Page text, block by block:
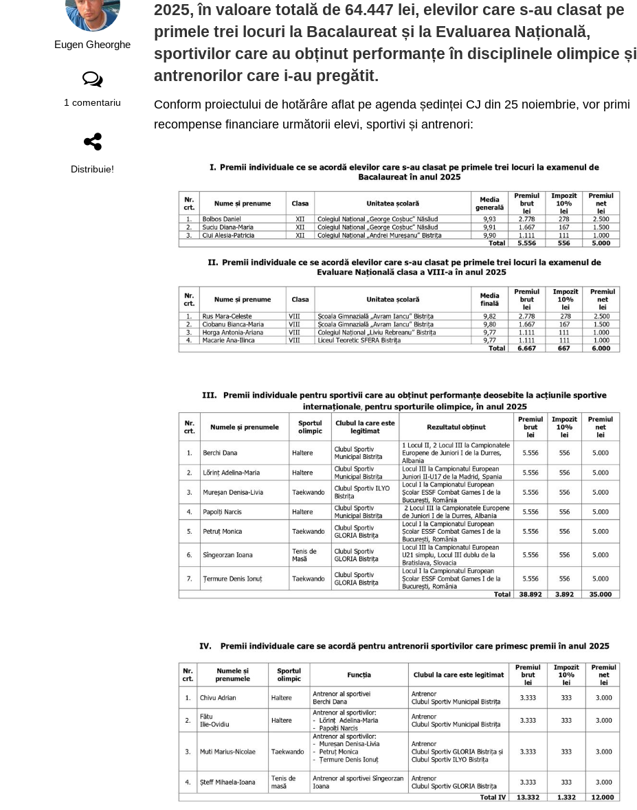
Eugen Gheorghe
1 comentariu
Distribuie!
2025, în valoare totală de 64.447 lei, elevilor care s-au clasat pe
primele trei locuri la Bacalaureat și la Evaluarea Națională,
sportivilor care au obținut performanțe în disciplinele olimpice și
antrenorilor care i-au pregătit.
Conform proiectului de hotărâre aflat pe agenda ședinței CJ din 25 noiembrie, vor primi
recompense financiare următorii elevi, sportivi și antrenori: